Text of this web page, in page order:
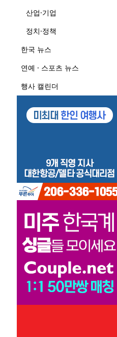
산업·기업
정치·정책
한국 뉴스
연예 · 스포츠 뉴스
행사 캘린더